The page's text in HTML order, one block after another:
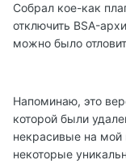
Собрал кое-как
отключить BSA-
можно было
Напоминаю, это
которой были
некрасивые на мой
некоторые